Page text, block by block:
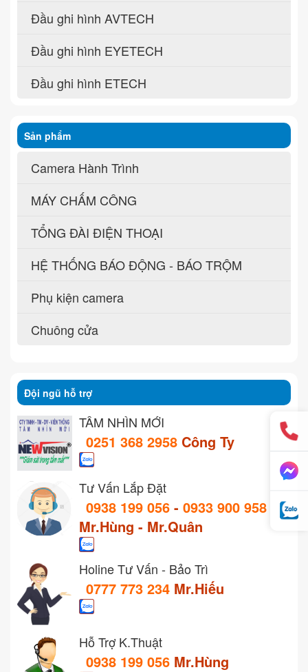
Đầu ghi hình AVTECH
Đầu ghi hình EYETECH
Đầu ghi hình ETECH
Sản phẩm
Camera Hành Trình
MÁY CHẤM CÔNG
TỔNG ĐÀI ĐIỆN THOẠI
HỆ THỐNG BÁO ĐỘNG - BÁO TRỘM
Phụ kiện camera
Chuông cửa
Đội ngũ hỗ trợ
TẦM NHÌN MỚI
0251 368 2958 Công Ty
Tư Vấn Lắp Đặt
0938 199 056 - 0933 900 958
Mr.Hùng - Mr.Quân
Holine Tư Vấn - Bảo Trì
0777 773 234 Mr.Hiếu
Hỗ Trợ K.Thuật
0938 199 056 Mr.Hùng